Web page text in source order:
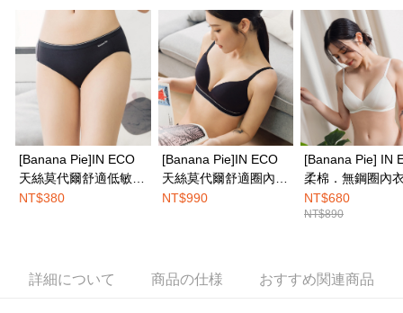
二、支払い限度額
1.初回 AFTEEを ご利用の際に、認証結果及び当社の審査の結果に基づ
き、限度額が設定されます。
2.決済金額は最低NT$20です。
3.現在、台湾の会員のみご利用いただけます。
三、利用規約「AFTEE代金後払い」（以下当サービスという）はネットプ
ロテクションズ（以下 AFTEE という）が提供し、AFTEEが代金を徴収し
ます。当サービスご利用の際に提供しなければならない個人情報（注文者
の氏名、電話番号、受取人の氏名、電話番号、受取人住所を含むがこれに
限らない）は、AFTEEに渡され当サービスで必要な範囲内で利用されま
す。AFTEEの個人情報の収集、処理、利用について、詳細はAFTEE公式ホ
ームページの『個人情報の収集、処理及び利用に関する声明』をご参照く
ります。支払い期限を過ぎた場合、その金額に基づいて年利20%の遅延滞
配送毎にNT$100、NT$1,500以上で送料無料
EASY SHOP門市速取
送料無料
海外発送 送料を確認
[Banana Pie]IN ECO
天絲莫代爾舒適低敏三
角內褲-烏木黑
NT$380
[Banana Pie]IN ECO
天絲莫代爾舒適圈內
衣-烏木黑
NT$990
[Banana Pie] IN
柔棉．無鋼圈內
山白
NT$680
NT$890
詳細について 商品の仕様 おすすめ関連商品